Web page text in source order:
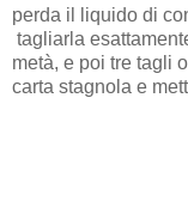
perda il liquido di
tagliarla
metà, e poi tre tagli
carta stagnola e